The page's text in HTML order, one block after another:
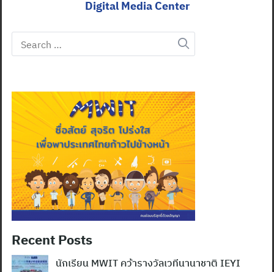
Digital Media Center
Search
for:
Recent Posts
นักเรียน MWIT คว้ารางวัลเวทีนานาชาติ IEYI